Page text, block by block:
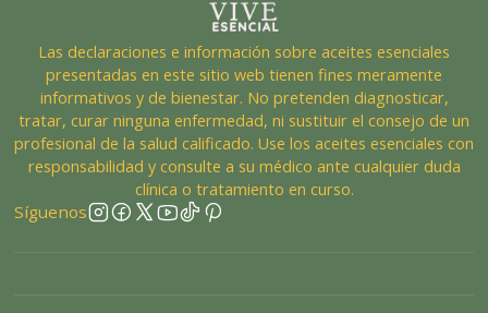
Las declaraciones e información sobre aceites esenciales
presentadas en este sitio web tienen fines meramente
informativos y de bienestar. No pretenden diagnosticar,
tratar, curar ninguna enfermedad, ni sustituir el consejo de un
profesional de la salud calificado. Use los aceites esenciales con
responsabilidad y consulte a su médico ante cualquier duda
clínica o tratamiento en curso.
Síguenos